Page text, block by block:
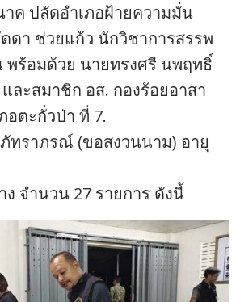
ค ปลัดอำเภอฝ้ายความมั่น
ดา ช่วยแก้ว นักวิชาการสรรพ
ร้อมด้วย นายทรงศรี นพฤทธิ์
ละสมาชิก อส. กองร้อยอาสา
ตะกั่วป่า ที่ 7.
ทราภรณ์ (ขอสงวนนาม) อายุ
จำนวน 27 รายการ ดังนี้